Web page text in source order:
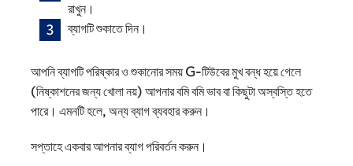
রাখুন।
ব্যাগটি শুকাতে দিন।
আপনি ব্যাগটি পরিষ্কার ও শুকানোর সময় G-টিউবের মুখ বন্ধ হয়ে গেলে
(নিষ্কাশনের জন্য খোলা নয়) আপনার বমি বমি ভাব বা কিছুটা অস্বস্তি হতে
পারে। এমনটি হলে, অন্য ব্যাগ ব্যবহার করুন।
সপ্তাহে একবার আপনার ব্যাগ পরিবর্তন করুন।